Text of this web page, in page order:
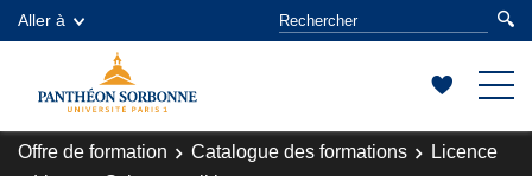
Aller à
Offre de formation Catalogue des formations
Licence